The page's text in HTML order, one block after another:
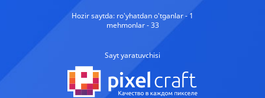
Hozir saytda: ro'yhatdan o'tganlar - 1
mehmonlar - 33
Sayt yaratuvchisi